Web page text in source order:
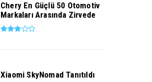
Chery En Güçlü 50 Otomotiv
Markaları Arasında Zirvede
Xiaomi SkyNomad Tanıtıldı